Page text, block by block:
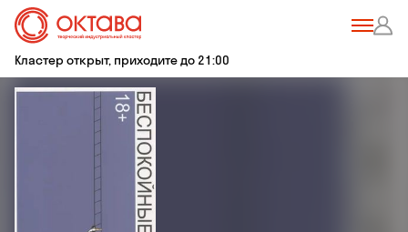
Кластер открыт, приходите до 21:00